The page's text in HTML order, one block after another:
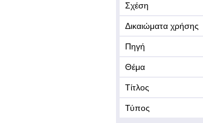
Σχέση
Δικαιώματα χρήσης
Πηγή
Θέμα
Τίτλος
Τύπος